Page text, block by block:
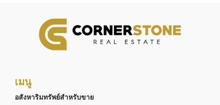
เมนู
อสังหาริมทรัพย์สำหรับขาย